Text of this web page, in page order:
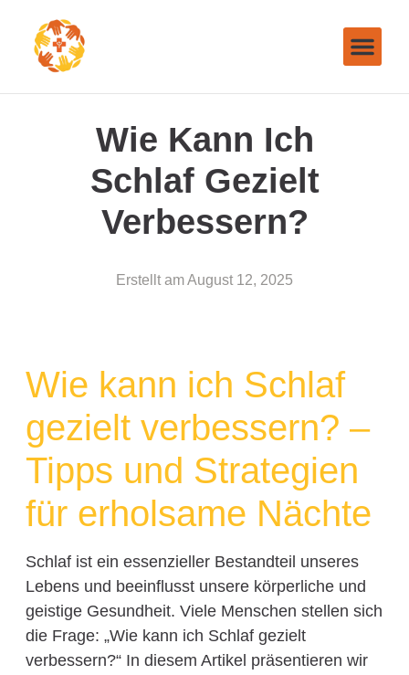
Wie Kann Ich
Schlaf Gezielt
Verbessern?
Erstellt amAugust 12, 2025
Wie kann ich Schlaf
gezielt verbessern? –
Tipps und Strategien
für erholsame Nächte
Schlaf ist ein essenzieller Bestandteil unseres
Lebens und beeinflusst unsere körperliche und
geistige Gesundheit. Viele Menschen stellen sich
die Frage: „Wie kann ich Schlaf gezielt
verbessern?“ In diesem Artikel präsentieren wir